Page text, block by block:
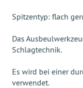
Spitzentyp: flach
Das
Schlagtechnik.
Es wird bei einer
verwendet.